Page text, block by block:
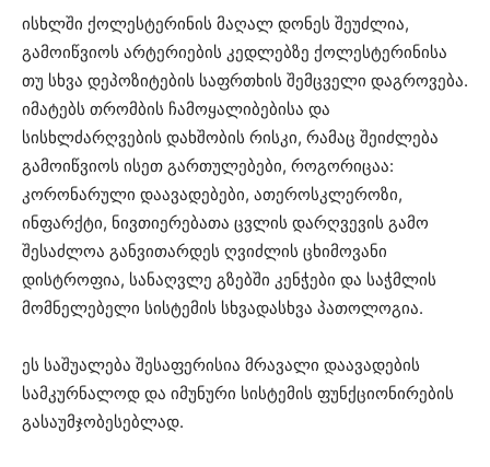
ისხლში ქოლესტერინის მაღალ დონეს შეუძლია,
გამოიწვიოს არტერიების კედლებზე ქოლესტერინისა
თუ სხვა დეპოზიტების საფრთხის შემცველი დაგროვება.
იმატებს თრომბის ჩამოყალიბებისა და
სისხლძარღვების დახშობის რისკი, რამაც შეიძლება
გამოიწვიოს ისეთ გართულებები, როგორიცაა:
კორონარული დაავადებები, ათეროსკლეროზი,
ინფარქტი, ნივთიერებათა ცვლის დარღვევის გამო
შესაძლოა განვითარდეს ღვიძლის ცხიმოვანი
დისტროფია, სანაღვლე გზებში კენჭები და საჭმლის
მომნელებელი სისტემის სხვადასხვა პათოლოგია.
ეს საშუალება შესაფერისია მრავალი დაავადების
სამკურნალოდ და იმუნური სისტემის ფუნქციონირების
გასაუმჯობესებლად.